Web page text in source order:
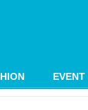
EVENT